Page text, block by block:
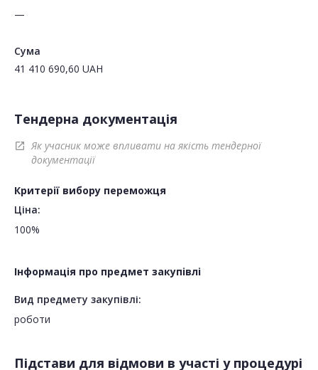
—
Сума
41 410 690,60 UAH
Тендерна документація
open_in_new
Як учасник може впливати на якість тендерної
документації
Критерії вибору переможця
Ціна:
100%
Інформація про предмет закупівлі
Вид предмету закупівлі:
роботи
Підстави для відмови в участі у процедурі